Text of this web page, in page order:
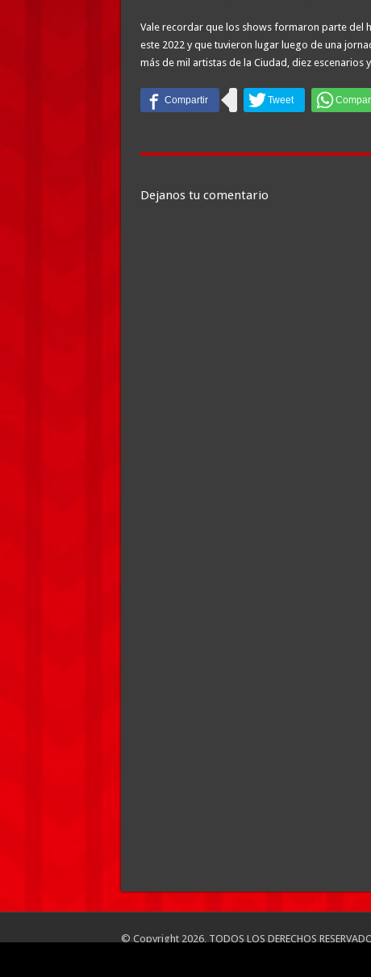
Vale recordar que los shows formaron parte del
este 2022 y que tuvieron lugar luego de una
más de mil artistas de la Ciudad, diez escenarios
Dejanos tu comentario
© Copyright 2026, TODOS LOS DERECHOS